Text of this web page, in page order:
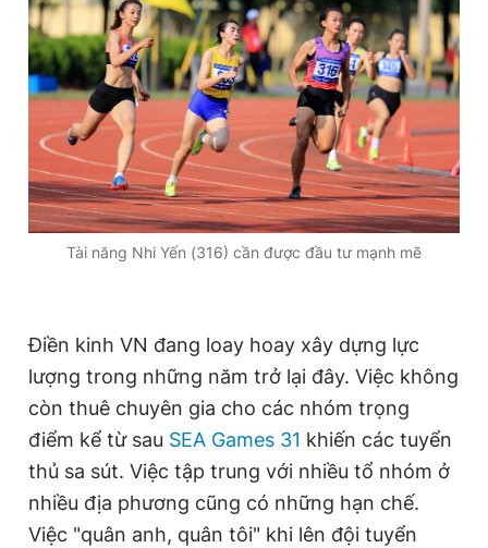
Tài năng Nhi Yến (316) cần được đầu tư mạnh mẽ
Điền kinh VN đang loay hoay xây dựng lực
lượng trong những năm trở lại đây. Việc không
còn thuê chuyên gia cho các nhóm trọng
điểm kể từ sau SEA Games 31 khiến các tuyển
thủ sa sút. Việc tập trung với nhiều tổ nhóm ở
nhiều địa phương cũng có những hạn chế.
Việc "quân anh, quân tôi" khi lên đội tuyển